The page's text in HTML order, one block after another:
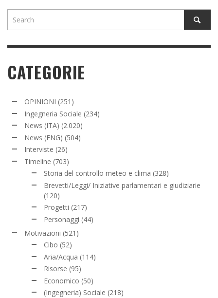
CATEGORIE
OPINIONI (251)
Ingegneria Sociale (234)
News (ITA) (2.020)
News (ENG) (504)
Interviste (26)
Timeline (703)
Storia del controllo meteo e clima (328)
Brevetti/Leggi/ Iniziative parlamentari e giudiziarie
(120)
Progetti (217)
Personaggi (44)
Motivazioni (521)
Cibo (52)
Aria/Acqua (114)
Risorse (95)
Economico (50)
(Ingegneria) Sociale (218)